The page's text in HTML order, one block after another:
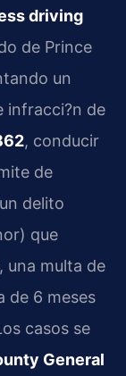
driving
de Prince
un
infracci?n de
, conducir
de
delito
que
una multa de
de 6 meses
casos se
General